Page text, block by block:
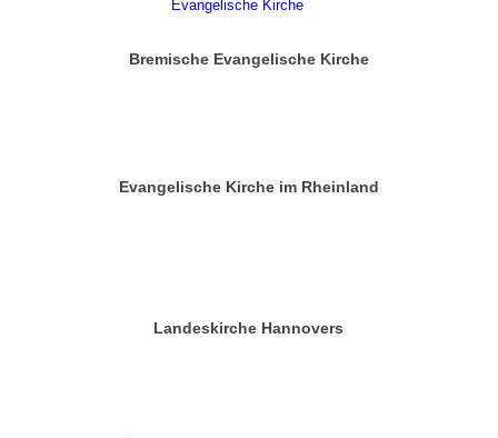
Bremische Evangelische Kirche
Evangelische Kirche im Rheinland
Landeskirche Hannovers